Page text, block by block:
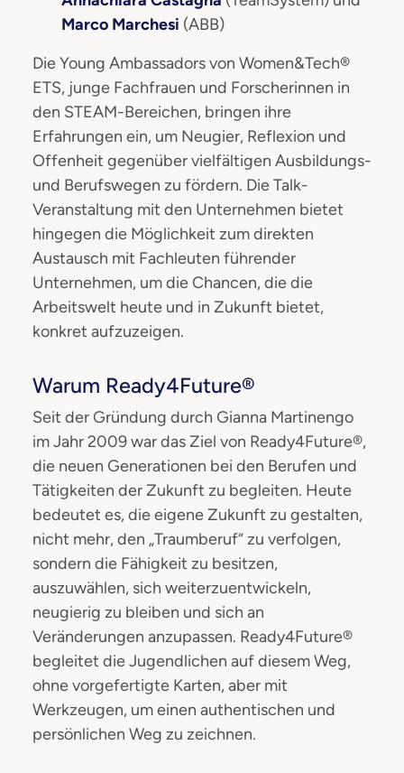
Marco Marchesi (ABB)
Die Young Ambassadors von Women&Tech®
ETS, junge Fachfrauen und Forscherinnen in
den STEAM-Bereichen, bringen ihre
Erfahrungen ein, um Neugier, Reflexion und
Offenheit gegenüber vielfältigen Ausbildungs-
und Berufswegen zu fördern. Die Talk-
Veranstaltung mit den Unternehmen bietet
hingegen die Möglichkeit zum direkten
Austausch mit Fachleuten führender
Unternehmen, um die Chancen, die die
Arbeitswelt heute und in Zukunft bietet,
konkret aufzuzeigen.
Warum Ready4Future®
Seit der Gründung durch Gianna Martinengo
im Jahr 2009 war das Ziel von Ready4Future®,
die neuen Generationen bei den Berufen und
Tätigkeiten der Zukunft zu begleiten. Heute
bedeutet es, die eigene Zukunft zu gestalten,
nicht mehr, den „Traumberuf“ zu verfolgen,
sondern die Fähigkeit zu besitzen,
auszuwählen, sich weiterzuentwickeln,
neugierig zu bleiben und sich an
Veränderungen anzupassen. Ready4Future®
begleitet die Jugendlichen auf diesem Weg,
ohne vorgefertigte Karten, aber mit
Werkzeugen, um einen authentischen und
persönlichen Weg zu zeichnen.